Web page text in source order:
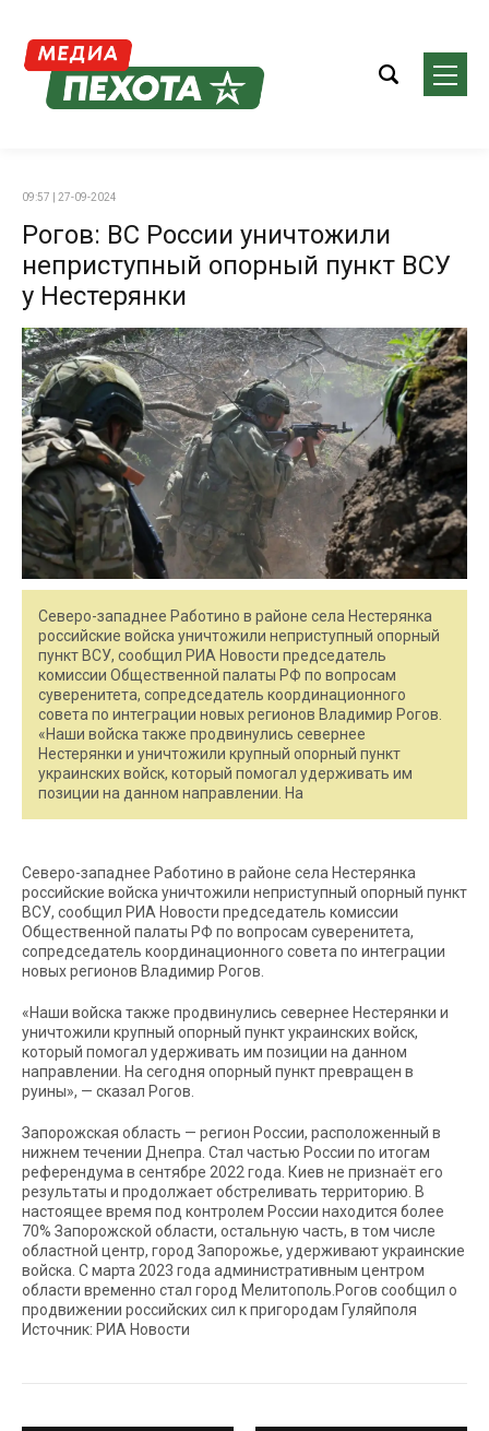
09:57 | 27-09-2024
Рогов: ВС России уничтожили
неприступный опорный пункт ВСУ
у Нестерянки
Северо-западнее Работино в районе села Нестерянка
российские войска уничтожили неприступный опорный
пункт ВСУ, сообщил РИА Новости председатель
комиссии Общественной палаты РФ по вопросам
суверенитета, сопредседатель координационного
совета по интеграции новых регионов Владимир Рогов.
«Наши войска также продвинулись севернее
Нестерянки и уничтожили крупный опорный пункт
украинских войск, который помогал удерживать им
позиции на данном направлении. На
Северо-западнее Работино в районе села Нестерянка
российские войска уничтожили неприступный опорный пункт
ВСУ, сообщил РИА Новости председатель комиссии
Общественной палаты РФ по вопросам суверенитета,
сопредседатель координационного совета по интеграции
новых регионов Владимир Рогов.
«Наши войска также продвинулись севернее Нестерянки и
уничтожили крупный опорный пункт украинских войск,
который помогал удерживать им позиции на данном
направлении. На сегодня опорный пункт превращен в
руины», — сказал Рогов.
Запорожская область — регион России, расположенный в
нижнем течении Днепра. Стал частью России по итогам
референдума в сентябре 2022 года. Киев не признаёт его
результаты и продолжает обстреливать территорию. В
настоящее время под контролем России находится более
70% Запорожской области, остальную часть, в том числе
областной центр, город Запорожье, удерживают украинские
войска. С марта 2023 года административным центром
области временно стал город Мелитополь.Рогов сообщил о
продвижении российских сил к пригородам Гуляйполя
Источник: РИА Новости